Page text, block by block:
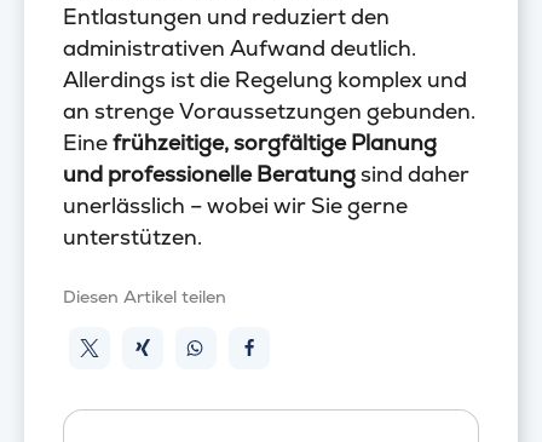
Entlastungen und reduziert den
administrativen Aufwand deutlich.
Allerdings ist die Regelung komplex und
an strenge Voraussetzungen gebunden.
Einefrühzeitige, sorgfältige Planung
und professionelle Beratungsind daher
unerlässlich – wobei wir Sie gerne
unterstützen.
Diesen Artikel teilen